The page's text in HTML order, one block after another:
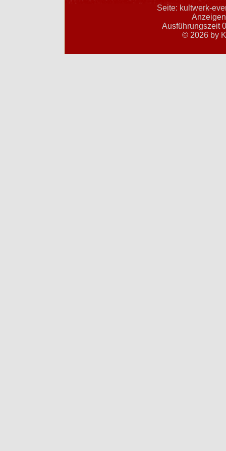
Seite: kultwerk-
Ausführungszeit
© 2026 by